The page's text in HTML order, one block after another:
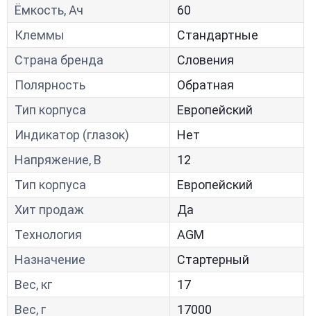
Ёмкость, Ач
60
Клеммы
Стандартные
Страна бренда
Словения
Полярность
Обратная
Тип корпуса
Европейский
Индикатор (глазок)
Нет
Напряжение, В
12
Тип корпуса
Европейский
Хит продаж
Да
Технология
AGM
Назначение
Стартерный
Вес, кг
17
Вес, г
17000